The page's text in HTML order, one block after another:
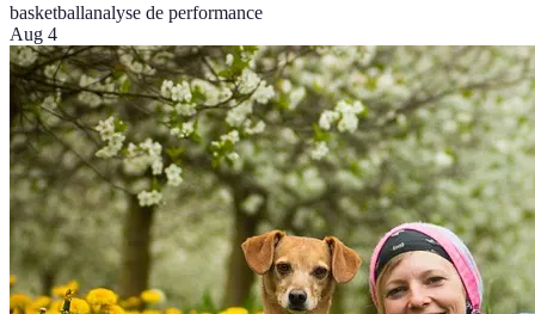
basketballanalyse de performance
Aug 4